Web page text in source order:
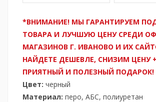
*ВНИМАНИЕ! МЫ ГАРАНТИРУЕМ
ТОВАРА И ЛУЧШУЮ ЦЕНУ СРЕДИ
МАГАЗИНОВ Г. ИВАНОВО И ИХ
НАЙДЕТЕ ДЕШЕВЛЕ, СНИЗИМ ЦЕНУ
ПРИЯТНЫЙ И ПОЛЕЗНЫЙ ПОДАРОК!
Цвет: черный
Материал: перо, АБС, полиуретан